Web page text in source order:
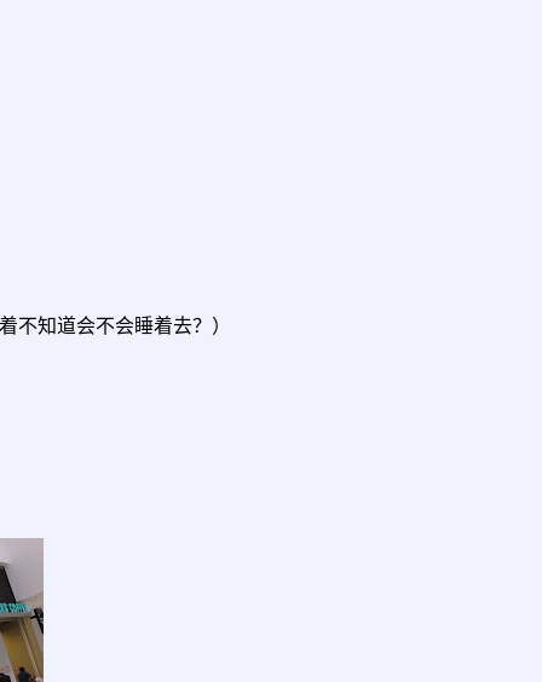
不知道会不会睡着去？）